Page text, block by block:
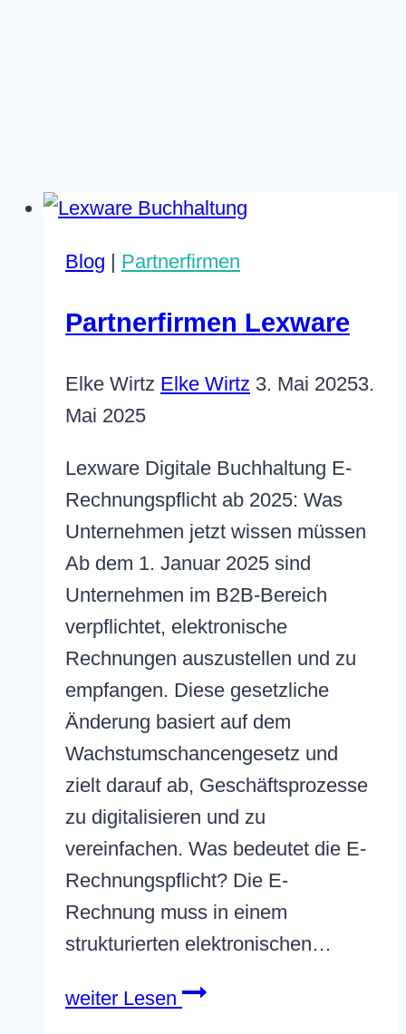
Blog | Partnerfirmen
Partnerfirmen Lexware
Elke Wirtz Elke Wirtz 3. Mai 20253.
Mai 2025
Lexware Digitale Buchhaltung E-
Rechnungspflicht ab 2025: Was
Unternehmen jetzt wissen müssen
Ab dem 1. Januar 2025 sind
Unternehmen im B2B-Bereich
verpflichtet, elektronische
Rechnungen auszustellen und zu
empfangen. Diese gesetzliche
Änderung basiert auf dem
Wachstumschancengesetz und
zielt darauf ab, Geschäftsprozesse
zu digitalisieren und zu
vereinfachen. Was bedeutet die E-
Rechnungspflicht? Die E-
Rechnung muss in einem
strukturierten elektronischen…
weiter Lesen Partnerfirmen